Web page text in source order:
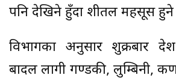
पनि देखिने हुँदा शीतल महसूस हुने
विभागका अनुसार शुक्रबार
बादल लागी गण्डकी, लुम्बिनी,